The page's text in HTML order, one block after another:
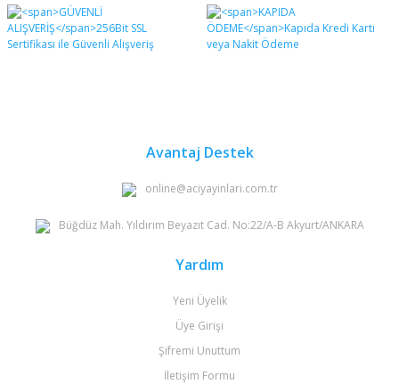
Yorum Yaz
Ürün resmi kalitesiz, bozuk veya görüntülenemiyor.
Ürün açıklamasında eksik bilgiler bulunuyor.
Avantaj Destek
online@aciyayinlari.com.tr
Büğdüz Mah. Yıldırım Beyazıt Cad. No:22/A-B Akyurt/ANKARA
Yardım
Yeni Üyelik
Üye Girişi
Şifremi Unuttum
İletişim Formu